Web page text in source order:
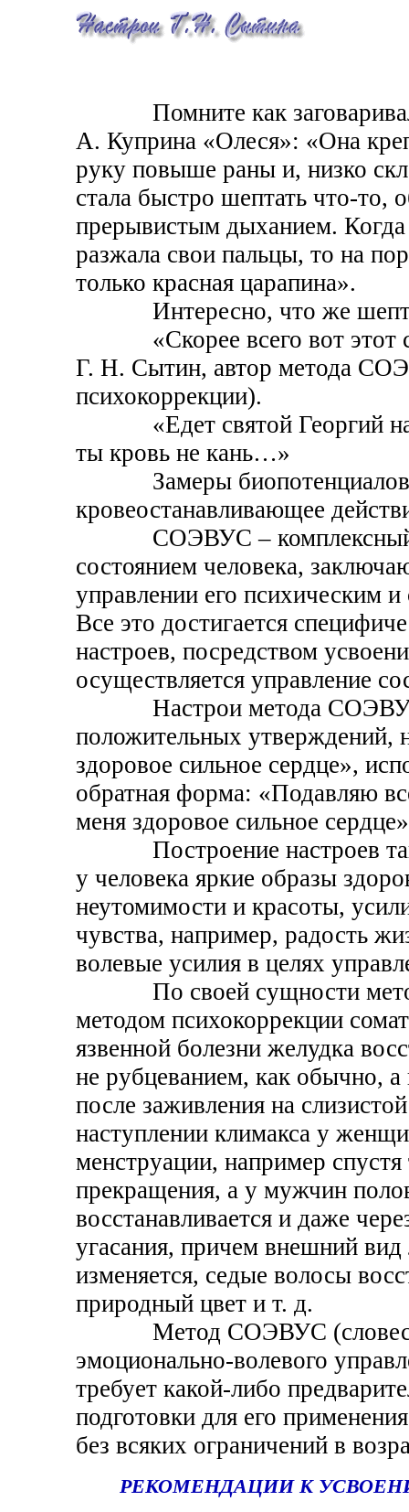
Помните как
А. Куприна «Олеся»: «Она
руку повыше раны и, низко
стала быстро шептать что-то,
прерывистым дыханием.
разжала свои пальцы, то на
только красная царапина».
Интересно, что же
«Скорее всего вот этот
Г. Н. Сытин, автор метода
психокоррекции).
«Едет святой Георгий на
ты кровь не кань…»
Замеры биопотенциалов
кровеостанавливающее
СОЭВУС – комплексный
состоянием человека,
управлении его психическим
Все это достигается
настроев, посредством
осуществляется управление
Настрои метода СОЭВУС
положительных утверждений,
здоровое сильное сердце»,
обратная форма: «Подавляю
меня здоровое сильное
Построение настроев
у человека яркие образы
неутомимости и красоты,
чувства, например, радость
волевые усилия в целях
По своей сущности
методом психокоррекции
язвенной болезни желудка
не рубцеванием, как обычно, а
после заживления на
наступлении климакса у
менструации, например спустя
прекращения, а у мужчин
восстанавливается и даже
угасания, причем внешний вид
изменяется, седые волосы
природный цвет и т. д.
Метод СОЭВУС
эмоционально-волевого
требует какой-либо
подготовки для его
без всяких ограничений в
РЕКОМЕНДАЦИИ К